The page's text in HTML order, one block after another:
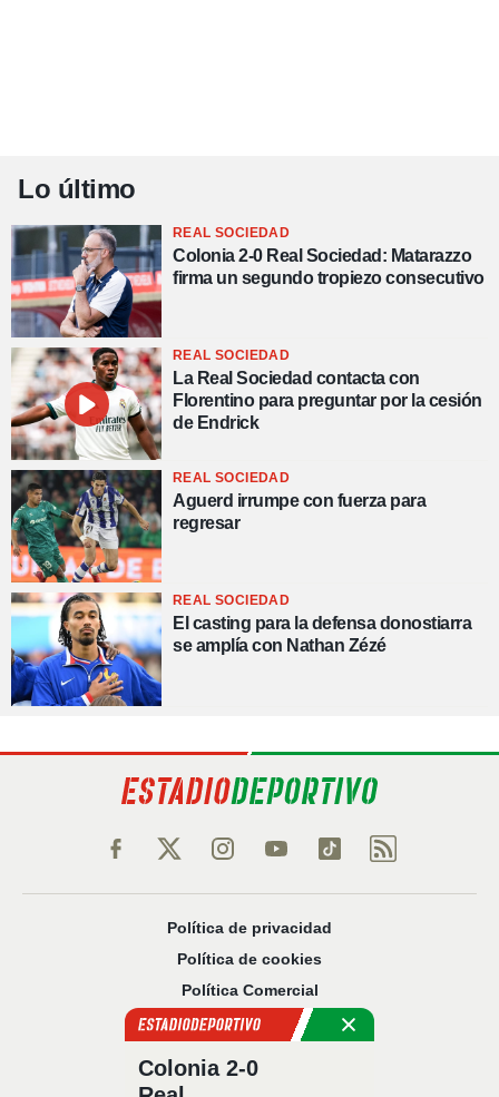
Lo último
REAL SOCIEDAD
Colonia 2-0 Real Sociedad: Matarazzo
firma un segundo tropiezo consecutivo
REAL SOCIEDAD
La Real Sociedad contacta con
Florentino para preguntar por la cesión
de Endrick
REAL SOCIEDAD
Aguerd irrumpe con fuerza para
regresar
REAL SOCIEDAD
El casting para la defensa donostiarra
se amplía con Nathan Zézé
Política de privacidad
Política de cookies
Política Comercial
Aviso legal
Colonia 2-0